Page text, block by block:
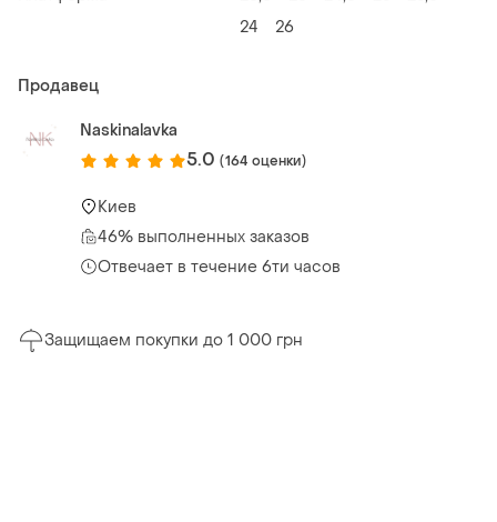
24
26
Продавец
Naskinalavka
5.0 (164 оценки)
Киев
46% выполненных заказов
Отвечает в течение 6ти часов
Защищаем покупки до 1 000 грн